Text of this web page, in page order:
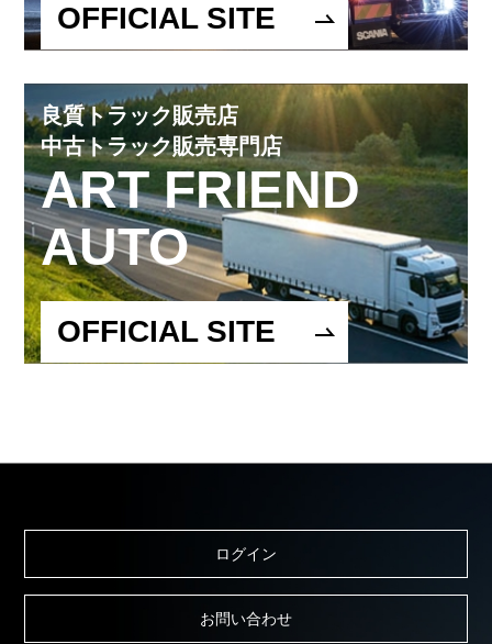
OFFICIAL SITE
良質トラック販売店
中古トラック販売専門店
ART FRIEND
AUTO
OFFICIAL SITE
ログイン
お問い合わせ